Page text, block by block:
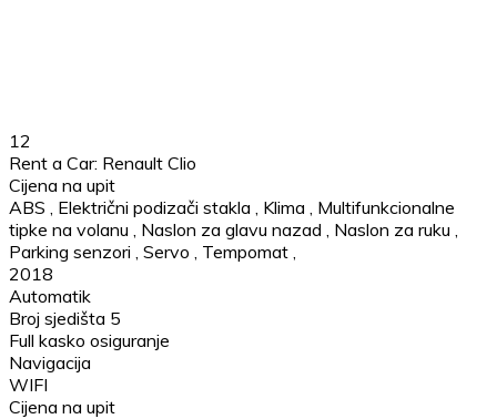
12
Rent a Car: Renault Clio
Cijena na upit
ABS
Električni podizači stakla Klima
Multifunkcionalne
tipke na volanu
Naslon za glavu nazad Naslon za ruku
Parking senzori Servo Tempomat
2018
Automatik
Broj sjedišta 5
Full kasko osiguranje
Navigacija
WIFI
Cijena na upit